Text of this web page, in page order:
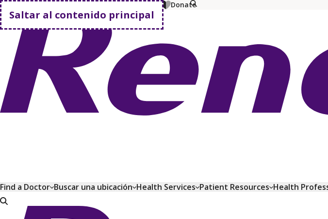
Saltar al contenido principal
MyChart Pagar factura Comprar planes Donate
Volver a casa
Find a Doctor Buscar una ubicación Health Services Patient Resources Health